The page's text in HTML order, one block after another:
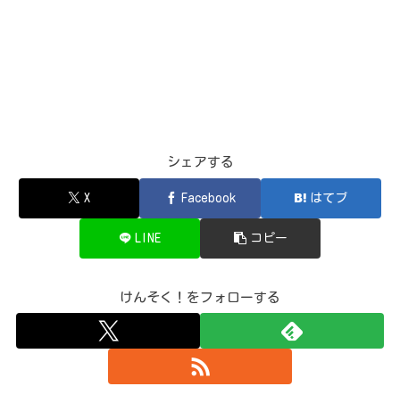
シェアする
X Facebook はてブ
LINE コピー
けんそく！をフォローする